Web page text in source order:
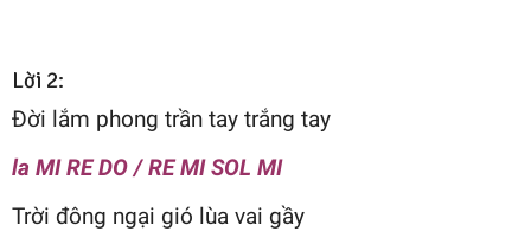
Lời 2:
Đời lắm phong trần tay trắng tay
la MI RE DO / RE MI SOL MI
Trời đông ngại gió lùa vai gầy